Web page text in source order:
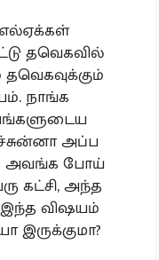
தவெகவில்
நாங்க
அப்ப
அவங்க போய்
கட்சி, அந்த
இந்த விஷயம்
இருக்குமா?